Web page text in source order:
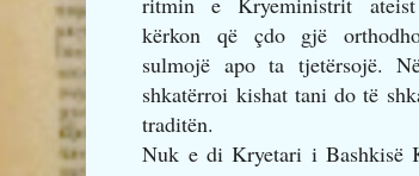
kërkon që çdo gjë
sulmojë apo ta tjetërsojë.
shkatërroi kishat tani do të
traditën.
Nuk e di Kryetari i Bashkisë